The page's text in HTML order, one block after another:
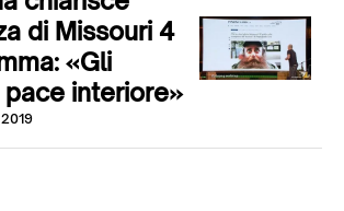
di Missouri 4
«Gli
pace interiore»